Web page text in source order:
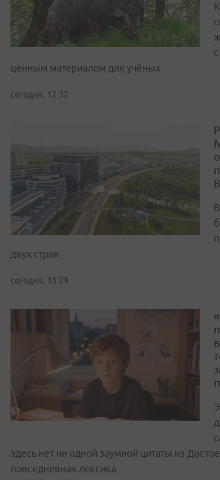
ценным материалом для учёных
сегодня, 12:32
двух стран
сегодня, 13:29
здесь нет ни одной заумной цитаты из
повседневная лексика